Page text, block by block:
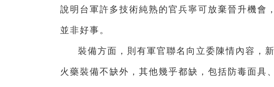
說明台軍許多技術純熟的官兵寧可放棄晉升機會
並非好事。
裝備方面，則有軍官聯名向立委陳情內容，
火藥裝備不缺外，其他幾乎都缺，包括防毒面具